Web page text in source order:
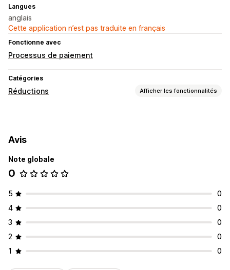
Langues
anglais
Cette application n’est pas traduite en français
Fonctionne avec
Processus de paiement
Catégories
Réductions Afficher les fonctionnalités
Déclencheurs et règles
Avis
Note globale
0
5
0
4
0
3
0
2
0
1
0